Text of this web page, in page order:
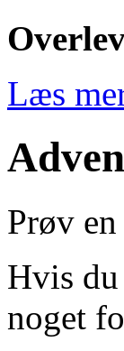
Læs
Prøv
Hvis
noget